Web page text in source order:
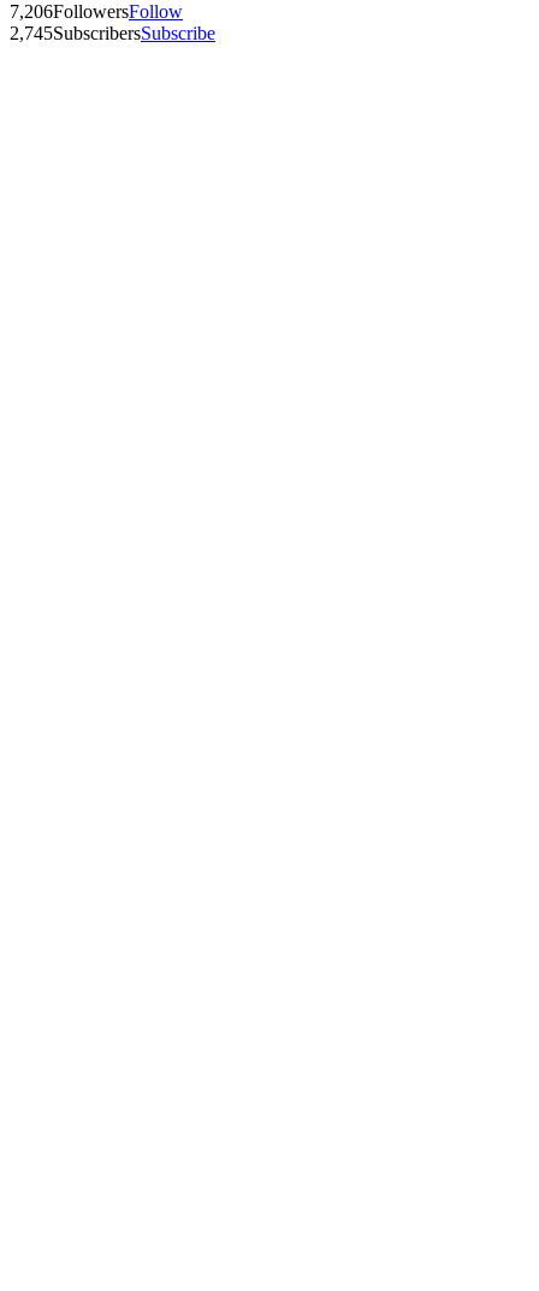
7,206FollowersFollow
2,745SubscribersSubscribe